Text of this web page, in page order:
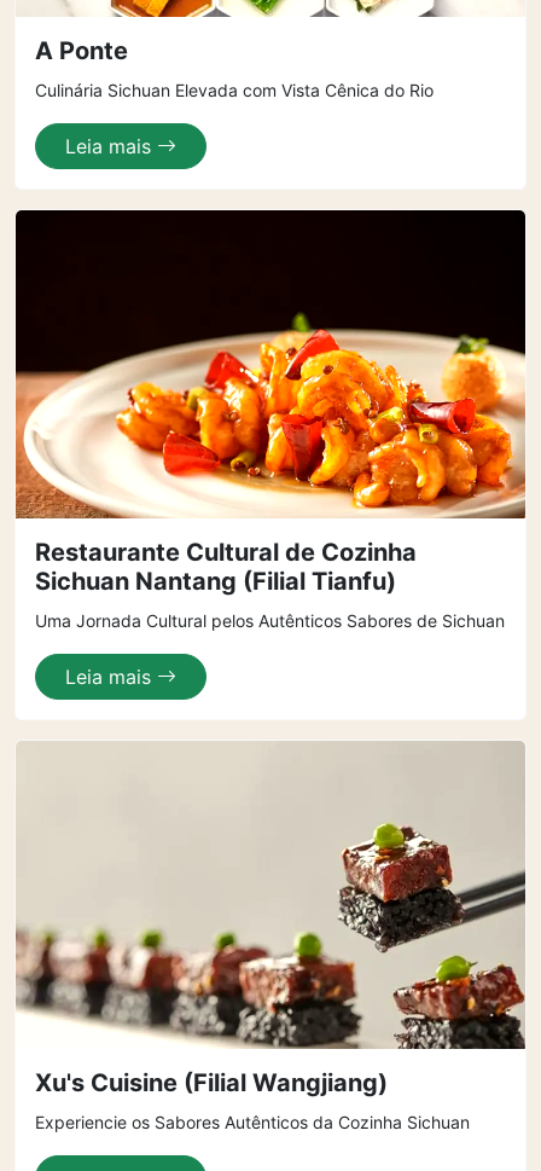
A Ponte
Culinária Sichuan Elevada com Vista Cênica do Rio
Leia mais
Restaurante Cultural de Cozinha
Sichuan Nantang (Filial Tianfu)
Uma Jornada Cultural pelos Autênticos Sabores de Sichuan
Leia mais
Xu's Cuisine (Filial Wangjiang)
Experiencie os Sabores Autênticos da Cozinha Sichuan